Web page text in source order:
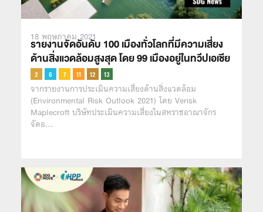
18 พฤษภาคม 2021
รายงานจัดอันดับ 100 เมืองทั่วโลกที่มีความเสี่ยง
ด้านสิ่งแวดล้อมสูงสุด โดย 99 เมืองอยู่ในทวีปเอเชีย
จากรายงานการประเมินความเสี่ยงด้านสิ่งแวดล้อม
(Environmental Risk Outlook 2021) โดย Verisk
Maplecroft บริษัทประเมินความเสี่ยงในสหราชอาณาจักร
จัดอ…